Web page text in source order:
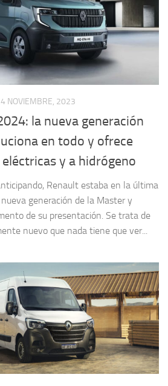
NOVIEMBRE, 2023
la nueva generación
en todo y ofrece
y a hidrógeno
Renault estaba en la última
generación de la Master y
de su presentación. Se trata de
nuevo que nada tiene que ver...